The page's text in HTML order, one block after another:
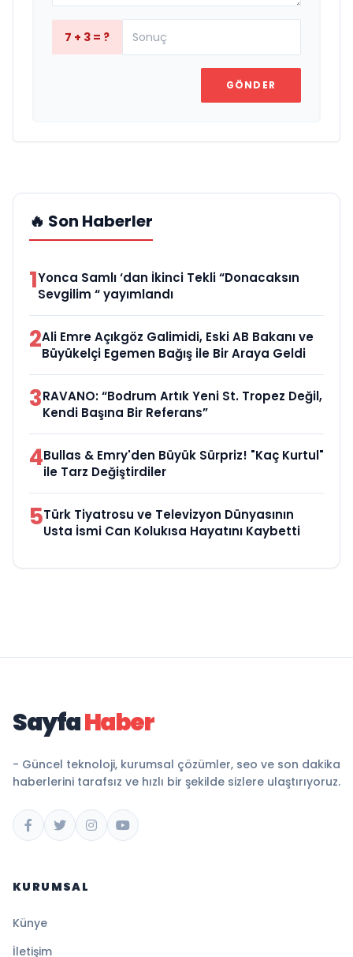
7 + 3 = ?
GÖNDER
🔥 Son Haberler
1Yonca Samlı ‘dan İkinci Tekli “Donacaksın
Sevgilim “ yayımlandı
2Ali Emre Açıkgöz Galimidi, Eski AB Bakanı ve
Büyükelçi Egemen Bağış ile Bir Araya Geldi
3RAVANO: “Bodrum Artık Yeni St. Tropez Değil,
Kendi Başına Bir Referans”
4Bullas & Emry'den Büyük Sürpriz! "Kaç Kurtul"
ile Tarz Değiştirdiler
5Türk Tiyatrosu ve Televizyon Dünyasının
Usta İsmi Can Kolukısa Hayatını Kaybetti
SayfaHaber
- Güncel teknoloji, kurumsal çözümler, seo ve son dakika
haberlerini tarafsız ve hızlı bir şekilde sizlere ulaştırıyoruz.
KURUMSAL
Künye
İletişim